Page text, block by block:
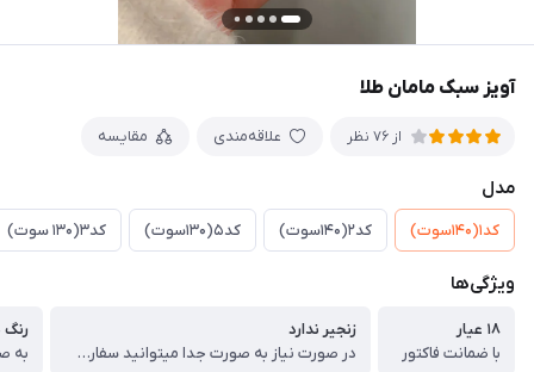
آویز سبک مامان طلا
از 76 نظر علاقه‌مندی مقایسه
مدل
کد۱(۱۴۰سوت) کد۲(۱۴۰سوت) کد۵(۱۳۰سوت) کد۳(۱۳۰ سوت)
ویژگی‌ها
۱۸ عیار
با ضمانت فاکتور
زنجیر ندارد
در صورت نیاز به صورت جدا میتوانید سفارش دهید
رنگ
به